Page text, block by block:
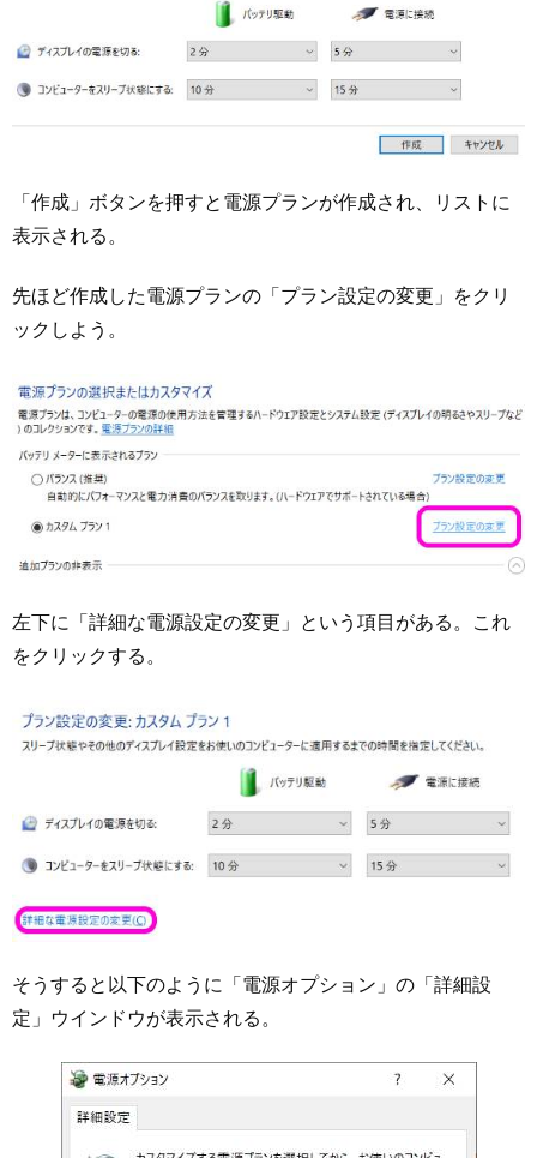
「作成」ボタンを押すと電源プランが作成され、リストに
表示される。
先ほど作成した電源プランの「プラン設定の変更」をクリ
ックしよう。
左下に「詳細な電源設定の変更」という項目がある。これ
をクリックする。
そうすると以下のように「電源オプション」の「詳細設
定」ウインドウが表示される。